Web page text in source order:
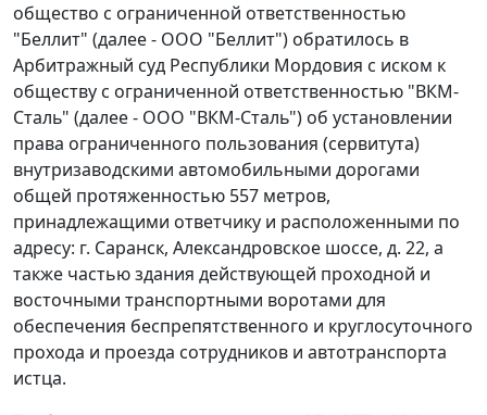
общество с ограниченной ответственностью
"Беллит" (далее - ООО "Беллит") обратилось в
Арбитражный суд Республики Мордовия с иском к
обществу с ограниченной ответственностью "ВКМ-
Сталь" (далее - ООО "ВКМ-Сталь") об установлении
права ограниченного пользования (сервитута)
внутризаводскими автомобильными дорогами
общей протяженностью 557 метров,
принадлежащими ответчику и расположенными по
адресу: г. Саранск, Александровское шоссе, д. 22, а
также частью здания действующей проходной и
восточными транспортными воротами для
обеспечения беспрепятственного и круглосуточного
прохода и проезда сотрудников и автотранспорта
истца.